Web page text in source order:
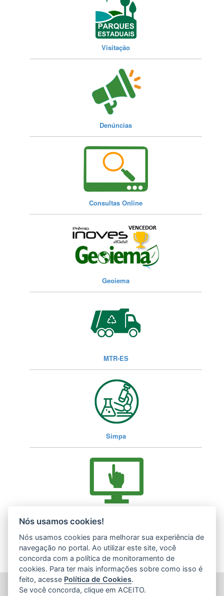
Visitação
Denúncias
Consultas Online
Geoiema
MTR-ES
Simpa
INSTITUTO ESTADUAL DE MEIO AMBIENTE (IEMA)
Nós usamos cookies!
Nós usamos cookies para melhorar sua experiência de
navegação no portal. Ao utilizar este site, você
concorda com a política de monitoramento de
cookies. Para ter mais informações sobre como isso é
feito, acesse Política de Cookies.
Se você concorda, clique em ACEITO.